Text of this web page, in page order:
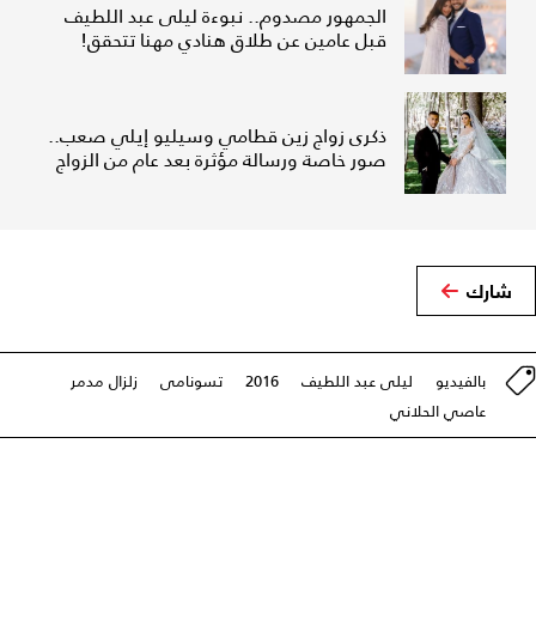
الجمهور مصدوم.. نبوءة ليلى عبد اللطيف
قبل عامين عن طلاق هنادي مهنا تتحقق!
ذكرى زواج زين قطامي وسيليو إيلي صعب..
صور خاصة ورسالة مؤثرة بعد عام من الزواج
شارك
بالفيديو ليلى عبد اللطيف 2016 تسونامى
زلزال مدمر
عاصي الحلاني